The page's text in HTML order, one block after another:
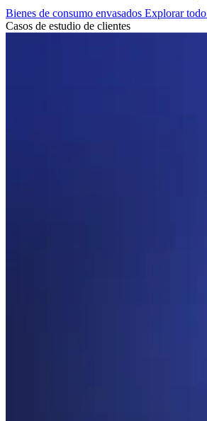
Bienes de consumo envasados Explorar todo
Casos de estudio de clientes